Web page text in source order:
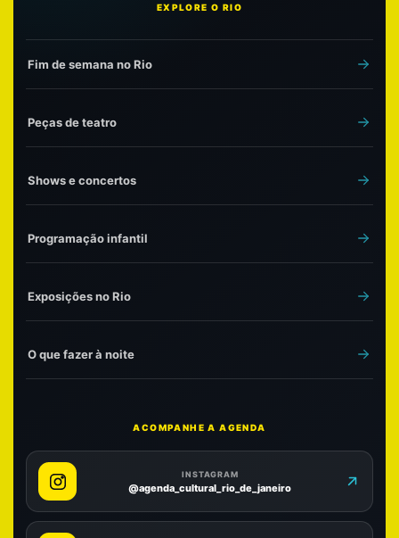
EXPLORE O RIO
Fim de semana no Rio
Peças de teatro
Shows e concertos
Programação infantil
Exposições no Rio
O que fazer à noite
ACOMPANHE A AGENDA
INSTAGRAM
@agenda_cultural_rio_de_janeiro